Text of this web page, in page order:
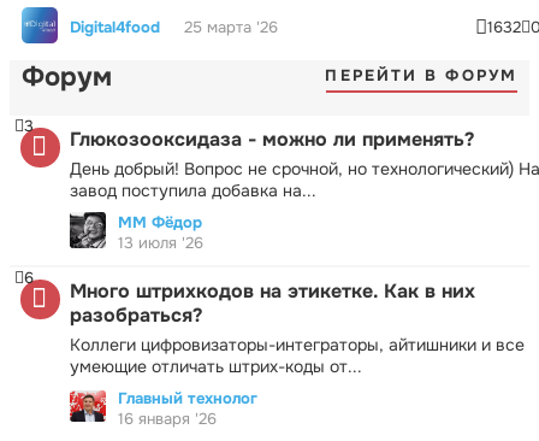
Digital4food
25 марта '26 1632
Форум ПЕРЕЙТИ В ФОРУМ
Глюкозооксидаза - можно ли применять?
День добрый! Вопрос не срочной, но технологический) На
завод поступила добавка на...
3
ММ Фёдор
13 июля '26
Много штрихкодов на этикетке. Как в них
разобраться?
Коллеги цифровизаторы-интеграторы, айтишники и все
умеющие отличать штрих-коды от...
6
Главный технолог
16 января '26